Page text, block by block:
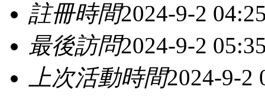
註冊時間2024-9-2
最後訪問2024-9-2
上次活動時間2024-9-2